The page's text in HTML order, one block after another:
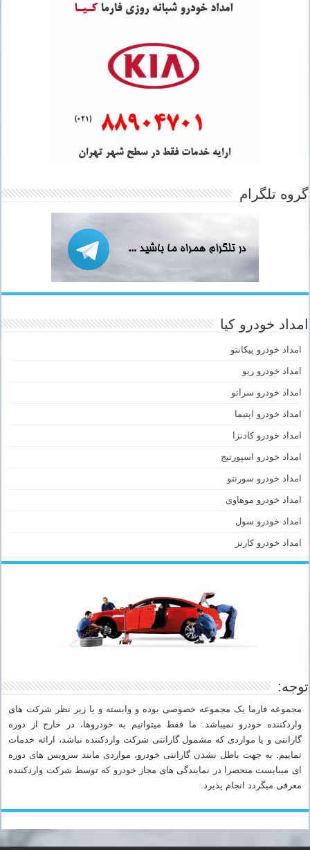
گروه تلگرام
امداد خودرو کیا
امداد خودرو پیکانتو
امداد خودرو ریو
امداد خودرو سراتو
امداد خودرو اپتیما
امداد خودرو کادنزا
امداد خودرو اسپورتیج
امداد خودرو سورنتو
امداد خودرو موهاوی
امداد خودرو سول
امداد خودرو کارنز
توجه:
مجموعه فارما یک مجموعه خصوصی بوده و وابسته و یا زیر نظر شرکت های
واردکننده خودرو نمیباشد. ما فقط میتوانیم به خودروها، در خارج از دوره
گارانتی و یا مواردی که مشمول گارانتی شرکت واردکننده نباشد، ارائه خدمات
نماییم. به جهت باطل نشدن گارانتی خودرو، مواردی مانند سرویس های دوره
ای میبایست منحصرا در نمایندگی های مجاز خودرو که توسط شرکت واردکننده
معرفی میگردد انجام پذیرد.